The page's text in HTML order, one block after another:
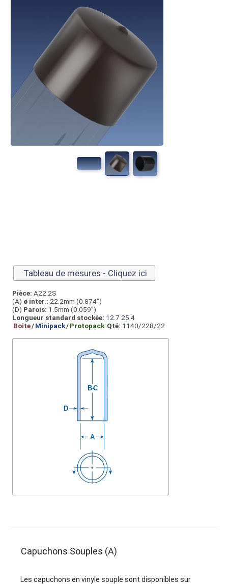
Tableau de mesures - Cliquez ici
Pièce: A22.2S
(A) ø inter.: 22.2mm (0.874”)
(D) Parois: 1.5mm (0.059”)
Longueur standard stockée: 12.7 25.4
Boite/Minipack/Protopack Qté: 1140/228/22
Capuchons Souples (A)
Les capuchons en vinyle souple sont disponibles sur